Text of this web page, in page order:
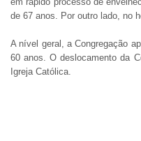
de 67 anos. Por outro lado, no
A nível geral, a Congregação
60 anos. O deslocamento da
Igreja Católica.